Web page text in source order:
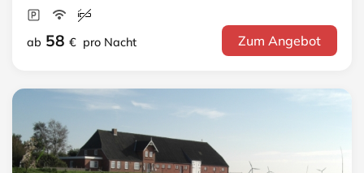
ab 58 € pro Nacht Zum Angebot